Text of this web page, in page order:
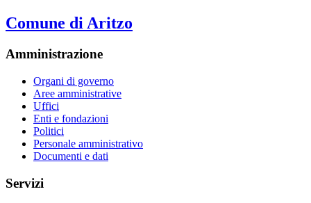
Comune di Aritzo
Amministrazione
Organi di governo
Aree amministrative
Uffici
Enti e fondazioni
Politici
Personale amministrativo
Documenti e dati
Servizi